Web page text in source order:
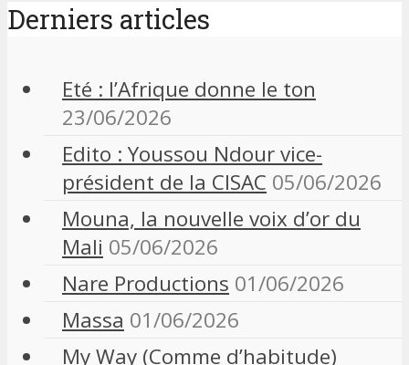
Derniers articles
Eté : l’Afrique donne le ton
23/06/2026
Edito : Youssou Ndour vice-
président de la CISAC 05/06/2026
Mouna, la nouvelle voix d’or du
Mali 05/06/2026
Nare Productions 01/06/2026
Massa 01/06/2026
My Way (Comme d’habitude)